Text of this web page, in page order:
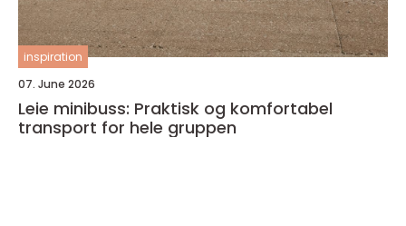
inspiration
07. June 2026
Leie minibuss: Praktisk og komfortabel
transport for hele gruppen